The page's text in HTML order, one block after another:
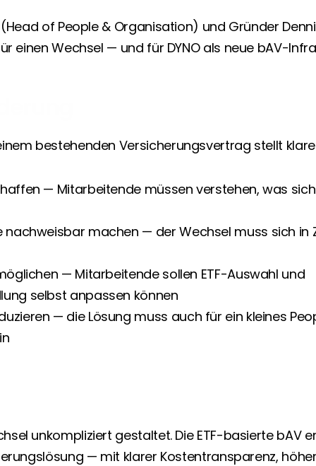
of People & Organisation) und Gründer
einen Wechsel — und für DYNO als neue bAV-
bestehenden Versicherungsvertrag stellt
— Mitarbeitende müssen verstehen, was
nachweisbar machen — der Wechsel muss sich in
— Mitarbeitende sollen ETF-Auswahl und
selbst anpassen können
— die Lösung muss auch für ein kleines
unkompliziert gestaltet. Die ETF-basierte bAV
— mit klarer Kostentransparenz,